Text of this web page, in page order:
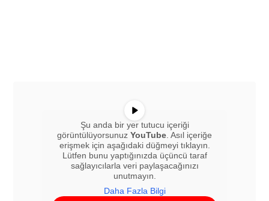
Şu anda bir yer tutucu içeriği
görüntülüyorsunuz YouTube. Asıl içeriğe
erişmek için aşağıdaki düğmeyi tıklayın.
Lütfen bunu yaptığınızda üçüncü taraf
sağlayıcılarla veri paylaşacağınızı
unutmayın.
Daha Fazla Bilgi